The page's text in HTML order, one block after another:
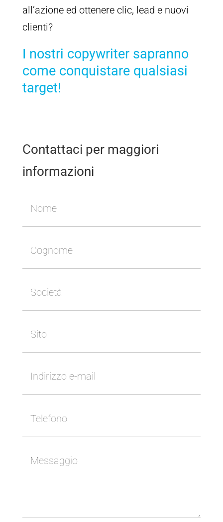
all’azione ed ottenere clic, lead e nuovi
clienti?
I nostri copywriter sapranno
come conquistare qualsiasi
target!
Contattaci per maggiori
informazioni